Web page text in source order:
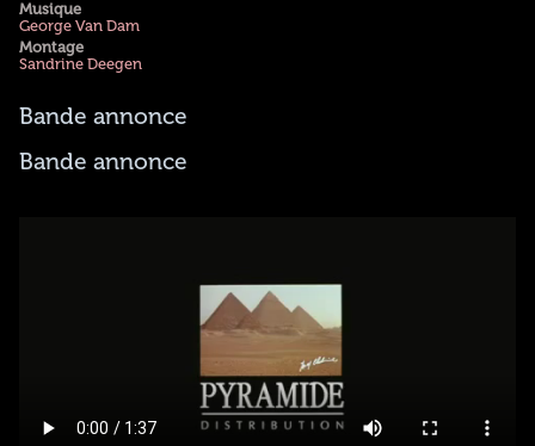
Musique
George Van Dam
Montage
Sandrine Deegen
Bande annonce
Bande annonce